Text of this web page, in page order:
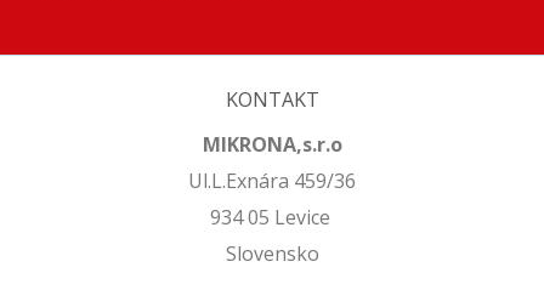
KONTAKT
MIKRONA,s.r.o
Ul.L.Exnára 459/36
934 05 Levice
Slovensko